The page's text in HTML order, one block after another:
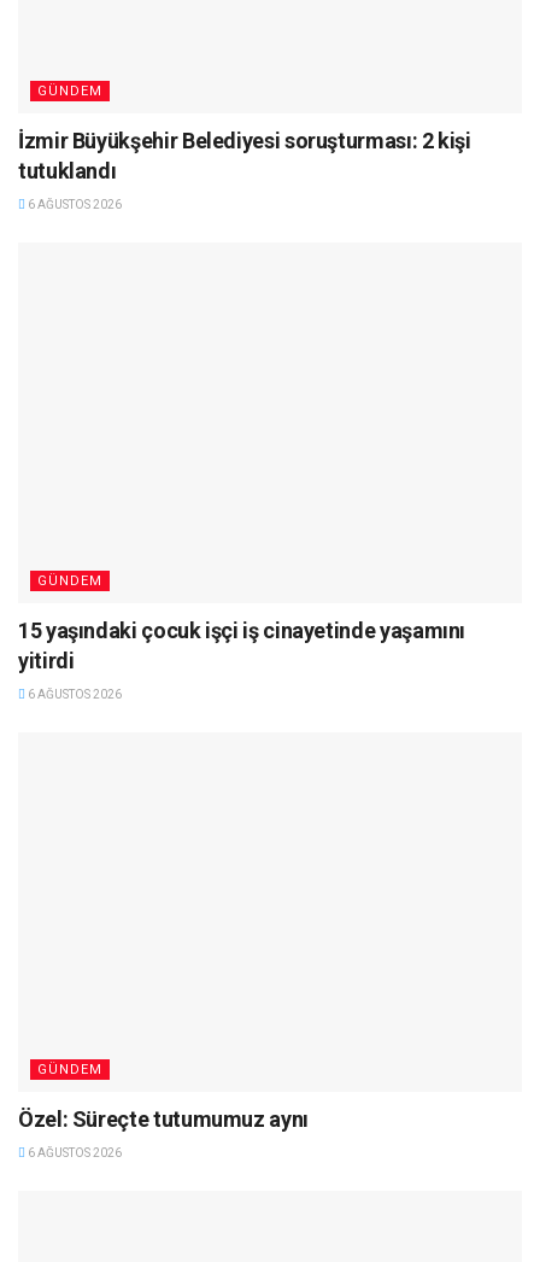
GÜNDEM
İzmir Büyükşehir Belediyesi soruşturması: 2 kişi
tutuklandı
6 AĞUSTOS 2026
GÜNDEM
15 yaşındaki çocuk işçi iş cinayetinde yaşamını
yitirdi
6 AĞUSTOS 2026
GÜNDEM
Özel: Süreçte tutumumuz aynı
6 AĞUSTOS 2026